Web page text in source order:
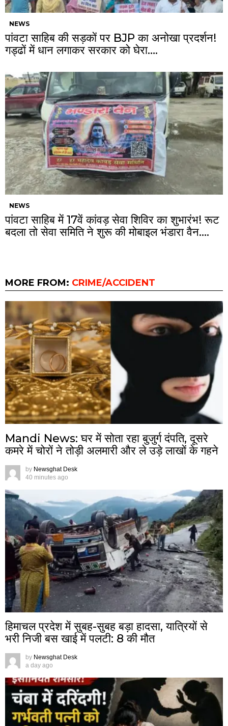
NEWS
पांवटा साहिब की सड़कों पर BJP का अनोखा प्रदर्शन!
गड्ढों में धान लगाकर सरकार को घेरा….
NEWS
पांवटा साहिब में 17वें कांवड़ सेवा शिविर का शुभारंभ! रूट
बदला तो सेवा समिति ने शुरू की मोबाइल भंडारा वैन….
MORE FROM: CRIME/ACCIDENT
Mandi News: घर में सोता रहा बुजुर्ग दंपति, दूसरे
कमरे में चोरों ने तोड़ी अलमारी और ले उड़े लाखों के गहने
by Newsghat Desk
40 minutes ago
हिमाचल प्रदेश में सुबह-सुबह बड़ा हादसा, यात्रियों से
भरी निजी बस खाई में पलटी: 8 की मौत
by Newsghat Desk
a day ago